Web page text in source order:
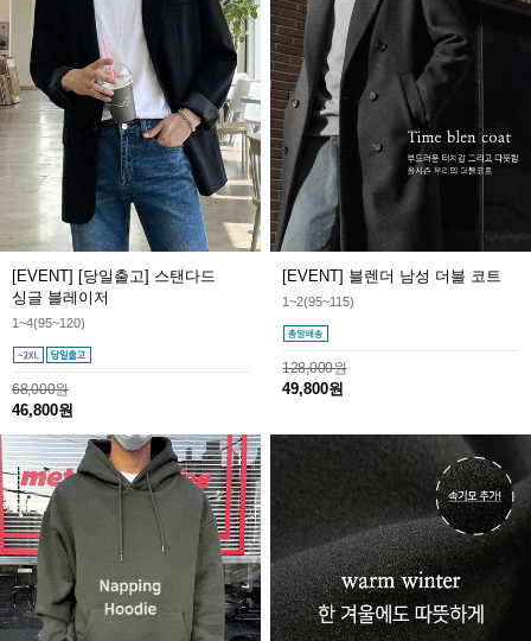
[EVENT] [당일출고] 스탠다드
싱글 블레이저
1~4(95~120)
68,000원
46,800원
[EVENT] 블렌더 남성 더블 코트
1~2(95~115)
128,000원
49,800원